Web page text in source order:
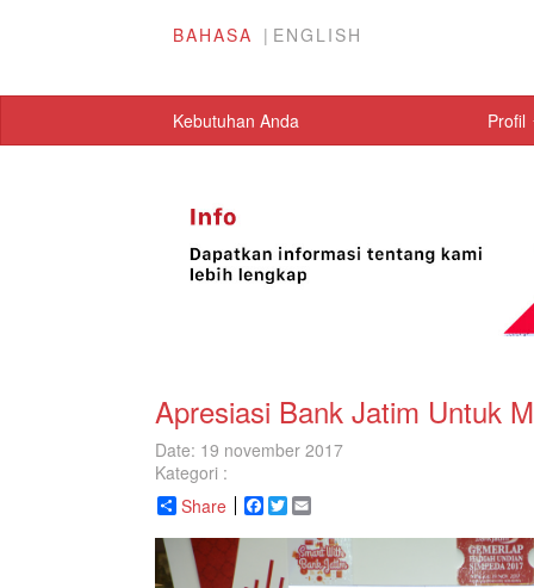
BAHASA ENGLISH
Kebutuhan Anda Profil
Apresiasi Bank Jatim Untuk
Date: 19 november 2017
Kategori :
Share
Facebook
Twitter